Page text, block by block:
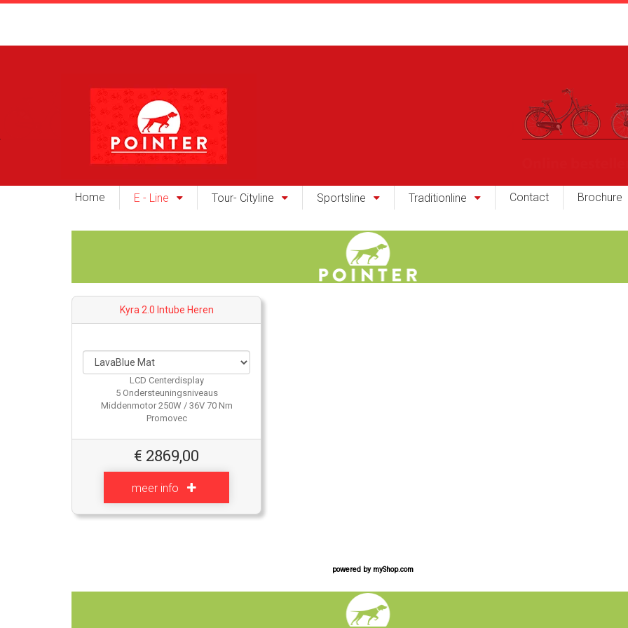
Home E - Line Tour- Cityline Sportsline Traditionline Contact Brochure
Kyra 2.0 Intube Heren
LCD Centerdisplay
5 Ondersteuningsniveaus
Middenmotor 250W / 36V 70 Nm
Promovec
€ 2869,00
meer info
powered by myShop.com